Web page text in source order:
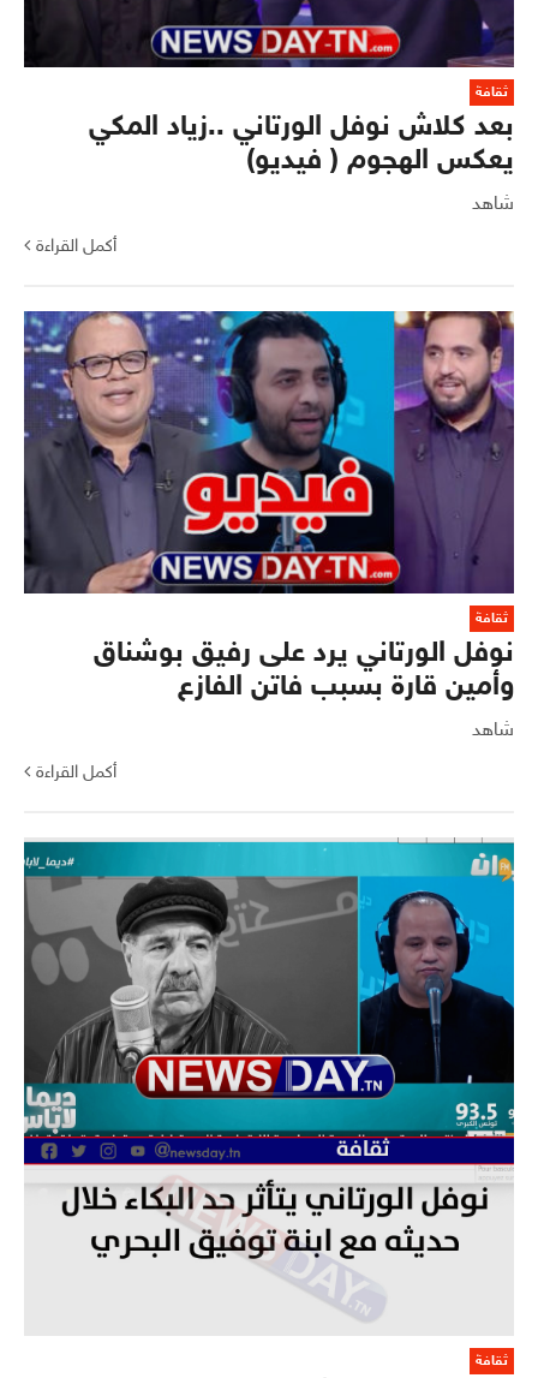
ثقافة
بعد كلاش نوفل الورتاني ..زياد المكي
يعكس الهجوم ( فيديو)
شاهد
أكمل القراءة
ثقافة
نوفل الورتاني يرد على رفيق بوشناق
وأمين قارة بسبب فاتن الفازع
شاهد
أكمل القراءة
ثقافة